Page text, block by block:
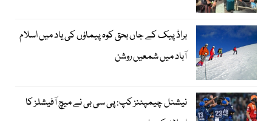
براڈ پیک کے جاں بحق کوہ پیماؤں کی یاد میں اسلام
آباد میں شمعیں روشن
نیشنل چیمپئنز کپ: پی سی بی نے میچ آفیشلز کا